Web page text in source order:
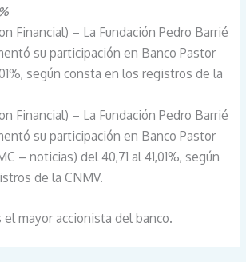
Financial) – La Fundación Pedro Barrié
su participación en Banco Pastor
según consta en los registros de la
Financial) – La Fundación Pedro Barrié
su participación en Banco Pastor
– noticias) del 40,71 al 41,01%, según
de la CNMV.
el mayor accionista del banco.